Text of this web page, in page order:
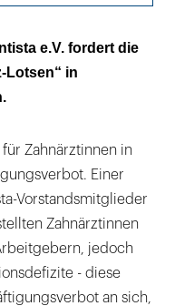
Beruf & Familie
e.V. fordert die
Lotsen“ in
Zahnärztinnen in
Einer
Vorstandsmitglieder
Zahnärztinnen
jedoch
- diese
an sich,